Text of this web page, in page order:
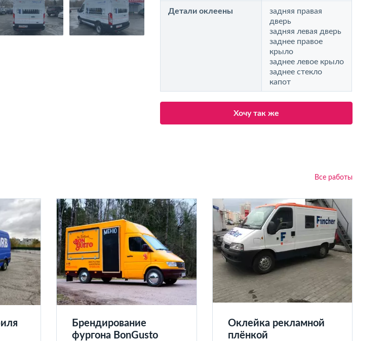
Детали оклеены
задняя правая
дверь
задняя левая дверь
заднее правое
крыло
заднее левое крыло
заднее стекло
капот
Хочу так же
Все работы
Брендирование
фургона BonGusto
Оклейка рекламной
плёнкой